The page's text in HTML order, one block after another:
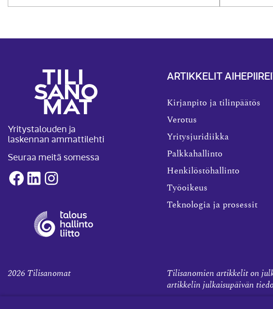
Yritystalouden ja
laskennan ammattilehti
Seuraa meitä somessa
Facebook
LinkedInInstagram
ARTIKKELIT
Kirjanpito ja tilinpäätös
Verotus
Yritysjuridiikka
Palkkahallinto
Henkilöstöhallinto
Työoikeus
Teknologia ja prosessit
2026 Tilisanomat
Tilisanomien artikkelit on
artikkelin julkaisupäivän